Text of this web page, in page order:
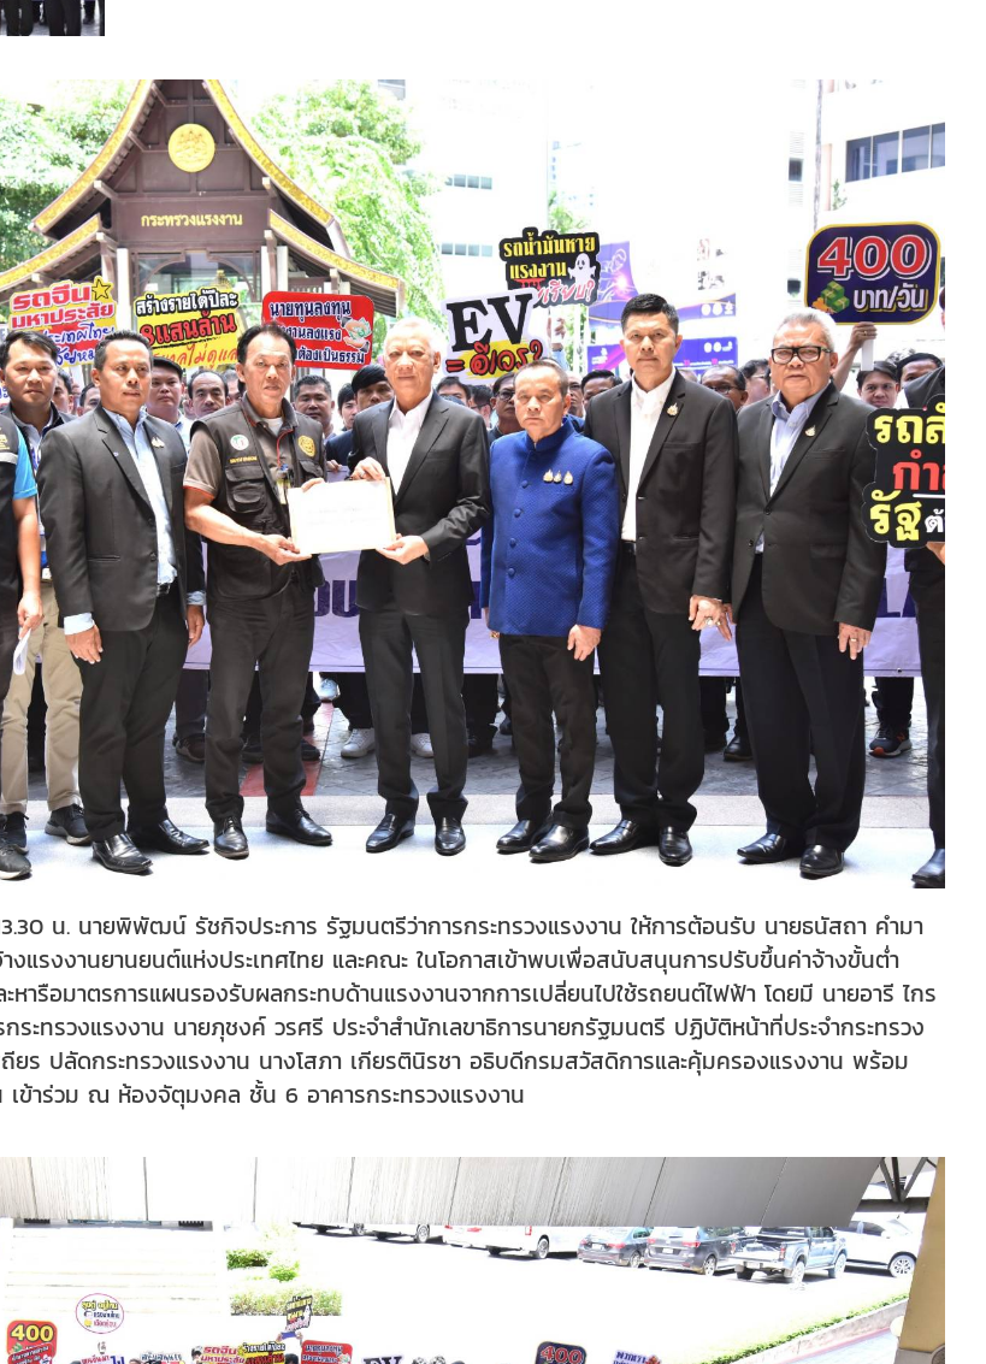
น. นายพิพัฒน์ รัชกิจประการ รัฐมนตรีว่าการกระทรวงแรงงาน ให้การต้อนรับ นายธนัสถา คำมา
งแรงงานยานยนต์แห่งประเทศไทย และคณะ ในโอกาสเข้าพบเพื่อสนับสนุนการปรับขึ้นค่าจ้างขั้นต่ำ
หารือมาตรการแผนรองรับผลกระทบด้านแรงงานจากการเปลี่ยนไปใช้รถยนต์ไฟฟ้า โดยมี นายอารี ไกร
ระทรวงแรงงาน นายภุชงค์ วรศรี ประจำสำนักเลขาธิการนายกรัฐมนตรี ปฏิบัติหน้าที่ประจำกระทรวง
ยร ปลัดกระทรวงแรงงาน นางโสภา เกียรตินิรชา อธิบดีกรมสวัสดิการและคุ้มครองแรงงาน พร้อม
เข้าร่วม ณ ห้องจัตุมงคล ชั้น 6 อาคารกระทรวงแรงงาน